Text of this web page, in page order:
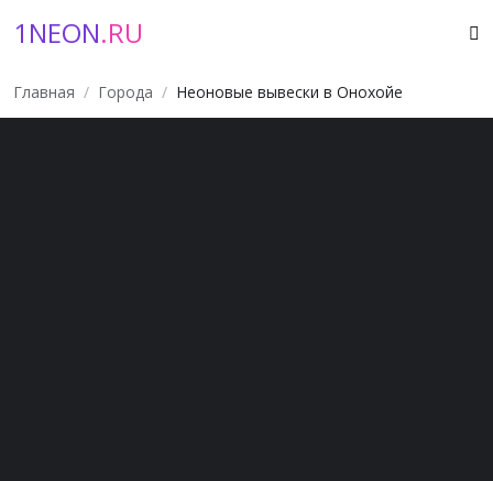
1NEON.RU
Главная Города Неоновые вывески в Онохойе